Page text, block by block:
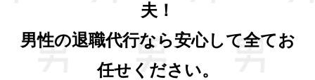
夫！
男性の退職代行なら安心して全てお
任せください。